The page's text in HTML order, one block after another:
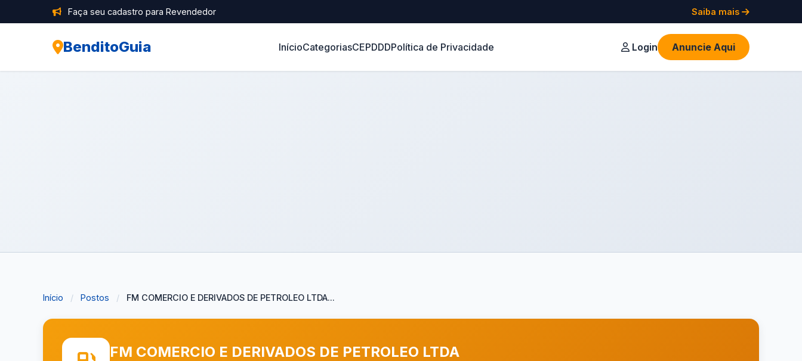
Faça seu cadastro para Revendedor Saiba mais
BenditoGuia InícioCategoriasCEPDDDPolítica de Privacidade Login Anuncie Aqui
Início / Postos / FM COMERCIO E DERIVADOS DE PETROLEO LTDA...
FM COMERCIO E DERIVADOS DE PETROLEO LTDA